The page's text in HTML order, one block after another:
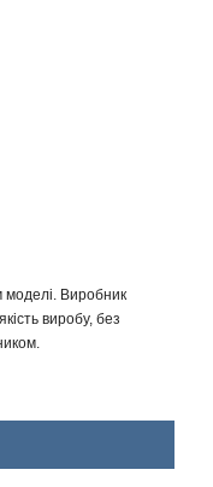
моделі. Виробник
виробу, без